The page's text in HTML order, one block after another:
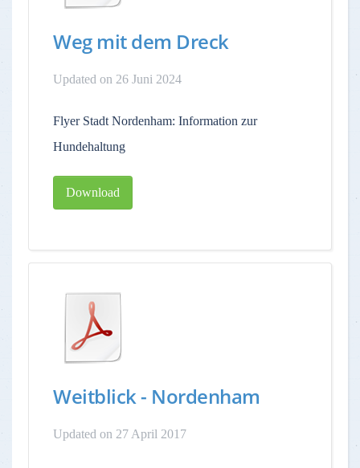
Weg mit dem Dreck
Updated on 26 Juni 2024
Flyer Stadt Nordenham: Information zur
Hundehaltung
Download
Weitblick - Nordenham
Updated on 27 April 2017